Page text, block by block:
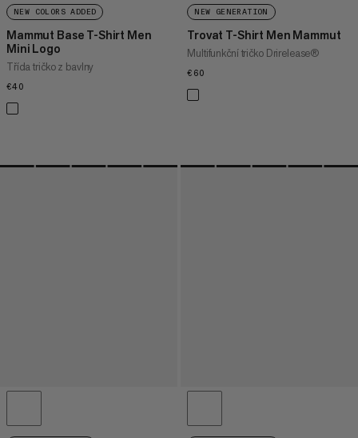
NEW COLORS ADDED
Mammut Base T-Shirt Men
Mini Logo
Třída tričko z bavlny
€40
NEW GENERATION
Trovat T-Shirt Men Mammut
Multifunkční tričko Drirelease®
€60